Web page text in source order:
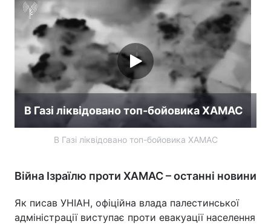
В Газі ліквідовано топ-бойовика ХАМАС
В Газі ліквідовано топ-бойовика ХАМАС
Війна Ізраїлю проти ХАМАС – останні новини
Як писав УНІАН, офіційна влада палестинської
адміністрації виступає проти евакуації населення